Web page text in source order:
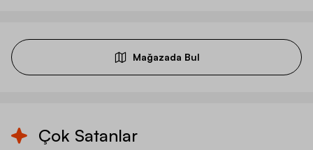
Mağazada Bul
Çok Satanlar